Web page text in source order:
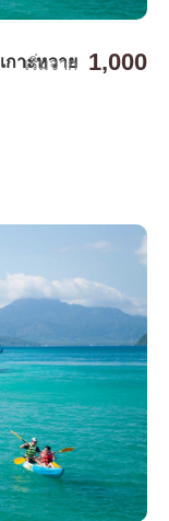
กาะหวาย
เริ่มจาก 1,000